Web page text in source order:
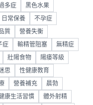
多症 黑色水果
日常保養 不孕症
質 營養失衡
症 輸精管阻塞 無精症
壯陽食物 陽痿等級
思 性健康教育
營養補充 晨勃
康生活習慣 體外射精